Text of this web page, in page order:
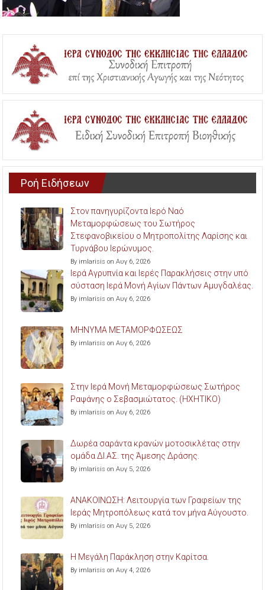
Ροή Ειδήσεων
Στον πανηγυρίζοντα Ιερό Ναό
Μεταμορφώσεως του Σωτήρος
Στεφανοβικείου ο Μητροπολίτης Λαρίσης και
Τυρνάβου Ιερώνυμος.
By imlarisis on Αυγ 6, 2026
Ιερά Αγρυπνία και Ιερές Παρακλήσεις στην υπό
σύσταση Ιερά Μονή Αγίων Πάντων Αμυγδαλέας.
By imlarisis on Αυγ 6, 2026
ΜΗΝΥΜΑ ΜΕΤΑΜΟΡΦΩΣΕΩΣ
By imlarisis on Αυγ 6, 2026
Στην Ιερά Μονή Μεταμορφώσεως Σωτήρος
Ραψάνης ο Σεβασμιώτατος. (ΗΧΗΤΙΚΟ)
By imlarisis on Αυγ 6, 2026
Δωρέα σαράντα κρανών μοτοσικλέτας στην
ομάδα ΔΙ.ΑΣ. της Άμεσης Δράσης.
By imlarisis on Αυγ 5, 2026
ΑΝΑΚΟΙΝΩΣΗ: Λειτουργία των Γραφείων της
Ιεράς Μητροπόλεως κατά τον μήνα Αύγουστο.
By imlarisis on Αυγ 5, 2026
Η Μεγάλη Παράκληση στην Καρίτσα.
By imlarisis on Αυγ 4, 2026